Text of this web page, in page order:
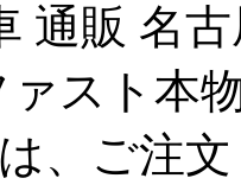
通販 名
ァスト本
、ご注